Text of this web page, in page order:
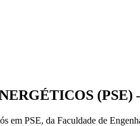
(PSE)
em PSE, da Faculdade de